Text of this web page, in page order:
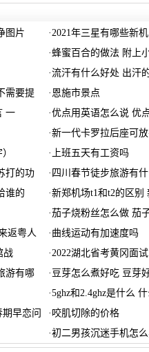
图片 ·2021年三星有哪些新
·蜂蜜百合的做法 附上
·流汗有什么好处 出汗
需要提 · 恩施市景点
一 ·优点用英语怎么说 优
·新一代卡罗拉后座可
· 上班五天有工资吗
打的功 · 四川春节徒步旅游有
谁的 ·新郑机场t1和t2的区别
·茄子烧粉丝怎么做 茄
返粤人 · 曲线运动有加速度吗
战 ·2022湖北省考黄冈面
游有哪 · 豆芽怎么煮好吃 豆芽
·5ghz和2.4ghz是什么
早恋问 · 咬肌切除的价格
·初二男孩沉迷手机怎